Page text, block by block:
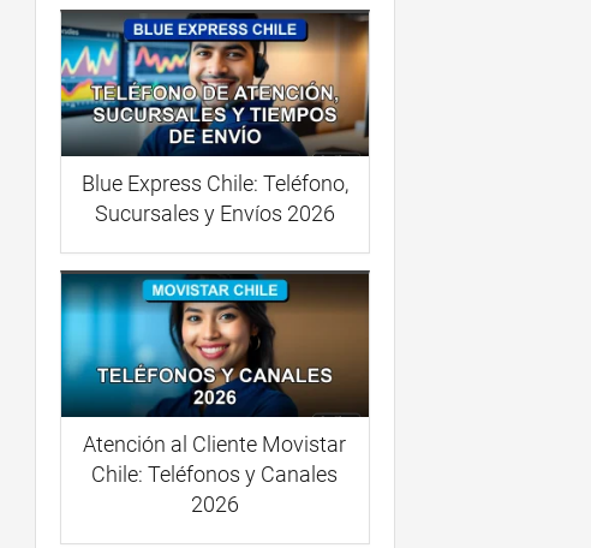
Blue Express Chile: Teléfono,
Sucursales y Envíos 2026
Atención al Cliente Movistar
Chile: Teléfonos y Canales
2026